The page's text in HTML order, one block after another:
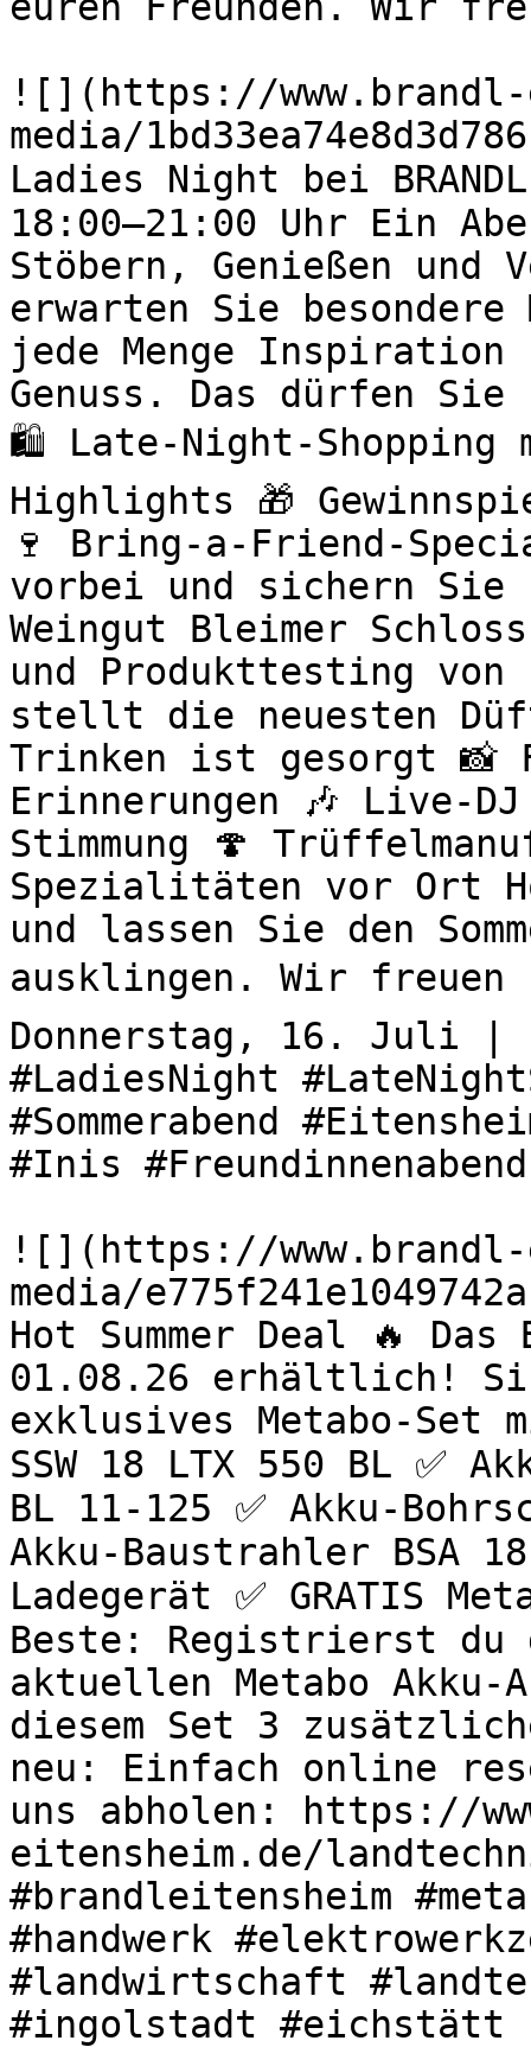
![](https://
media/
Ladies Night bei
18:00–21:00 Uhr Ein
Stöbern, Genießen und
erwarten Sie besondere
jede Menge
Genuss. Das dürfen
🛍️ Late-Night-
Highlights 🎁
🍷 Bring-a-Friend-
vorbei und sichern Sie
Weingut Bleimer
und Produkttesting
stellt die neuesten
Trinken ist gesorgt 📸
Erinnerungen 🎶
Stimmung 🍄
Spezialitäten vor Ort
und lassen Sie den
ausklingen. Wir freuen
Donnerstag, 16. Juli |
#LadiesNight
#Sommerabend
#Inis
![](https://
media/
Hot Summer Deal 🔥 Das
01.08.26 erhältlich!
exklusives Metabo-Set
SSW 18 LTX 550 BL ✅
BL 11-125 ✅ Akku-
Akku-Baustrahler BSA
Ladegerät ✅ GRATIS
Beste: Registrierst du
aktuellen Metabo
diesem Set 3
neu: Einfach online
uns abholen: https://
eitensheim.de/
#brandleitensheim
#handwerk
#landwirtschaft
#ingolstadt #eichstätt